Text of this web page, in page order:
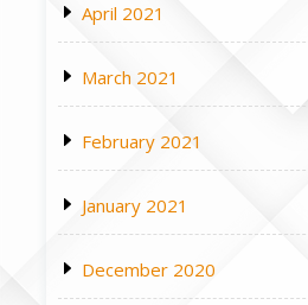
April 2021
March 2021
February 2021
January 2021
December 2020